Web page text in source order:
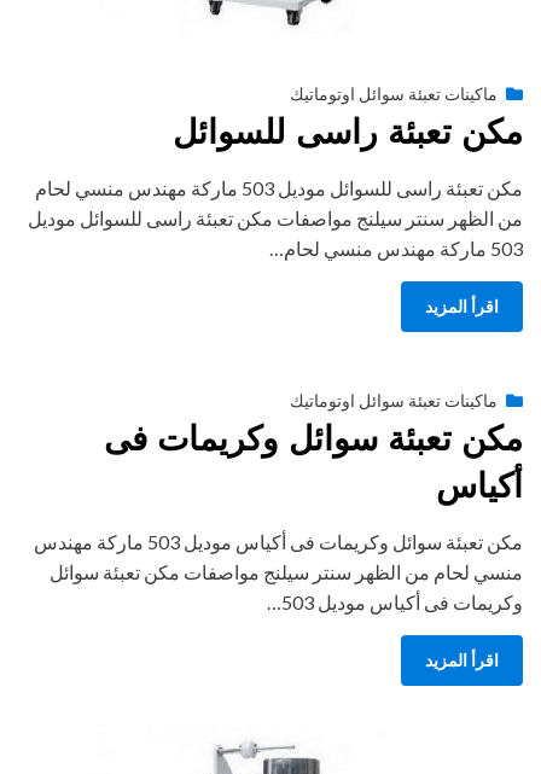
byengmansyPostedأغسطس 27, 2020
ماكينات تعبئة سوائل اوتوماتيك
مكن تعبئة راسى للسوائل
مكن تعبئة راسى للسوائل موديل 503 ماركة مهندس منسي لحام
من الظهر سنتر سيلنج مواصفات مكن تعبئة راسى للسوائل موديل
503 ماركة مهندس منسي لحام…
اقرأ المزيد
byengmansyPostedأغسطس 27, 2020
ماكينات تعبئة سوائل اوتوماتيك
مكن تعبئة سوائل وكريمات فى
أكياس
مكن تعبئة سوائل وكريمات فى أكياس موديل 503 ماركة مهندس
منسي لحام من الظهر سنتر سيلنج مواصفات مكن تعبئة سوائل
وكريمات فى أكياس موديل 503…
اقرأ المزيد